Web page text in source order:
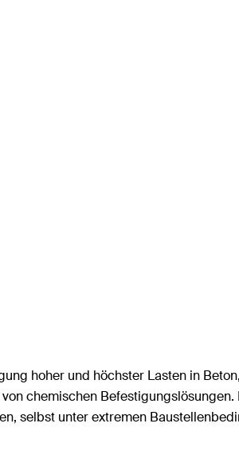
hoher und höchster Lasten in
chemischen
selbst unter extremen